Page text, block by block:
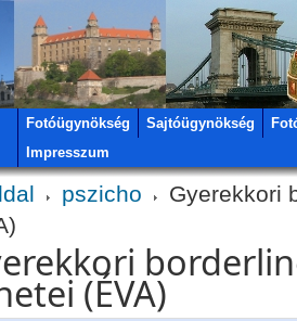
Fotóügynökség Sajtóügynökség
Impresszum
pszicho
Gyerekkori
(ÉVA)